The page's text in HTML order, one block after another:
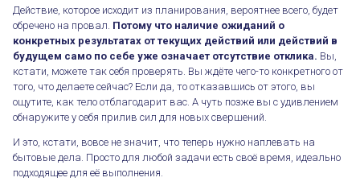
Действие, которое исходит из планирования, вероятнее всего, будет
обречено на провал. Потому что наличие ожиданий о
конкретных результатах от текущих действий или действий в
будущем само по себе уже означает отсутствие отклика. Вы,
кстати, можете так себя проверять. Вы ждёте чего-то конкретного от
того, что делаете сейчас? Если да, то отказавшись от этого, вы
ощутите, как тело отблагодарит вас. А чуть позже вы с удивлением
обнаружите у себя прилив сил для новых свершений.
И это, кстати, вовсе не значит, что теперь нужно наплевать на
бытовые дела. Просто для любой задачи есть своё время, идеально
подходящее для её выполнения.